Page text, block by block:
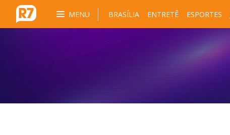
MENU BRASÍLIA ENTRETÊ ESPORTES